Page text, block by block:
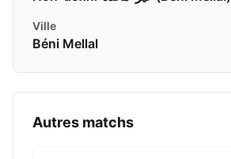
Ville
Béni Mellal
Autres matchs